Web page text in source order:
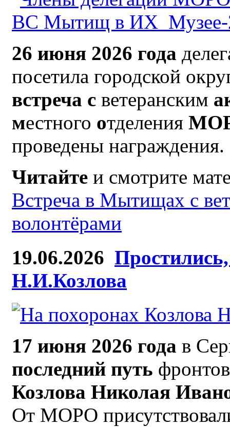
26 июня 2026 года
посетила городской
встреча с ветеранским
местного отделения
проведены награждения.
Читайте и смотрите
Встреча в Мытищах с
волонтёрами
19.06.2026
Н.И.Козлова
17 июня 2026 года в
последний путь
Козлова Николая
От МОРО